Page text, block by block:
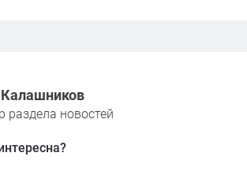
раздела новостей